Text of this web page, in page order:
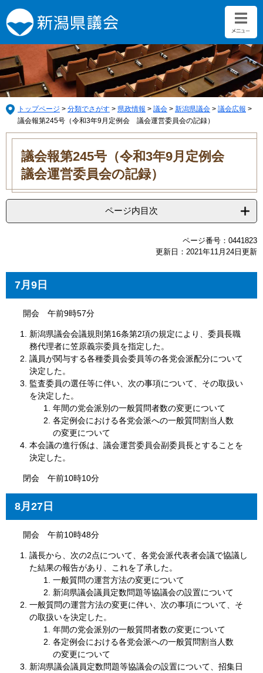
ー
ジ
の
先
頭
で
す。
ニ
ュ
ー
を
飛
ば
し
て
トップページ > 分類でさがす > 県政情報 > 議会 > 新潟県議会 > 議会広報 >
議会報第245号（令和3年9月定例会 議会運営委員会の記録）
本
議会報第245号（令和3年9月定例会
議会運営委員会の記録）
ページ内目次
ページ番号：0441823
更新日：2021年11月24日更新
7月9日
開会 午前9時57分
新潟県議会会議規則第16条第2項の規定により、委員長職
務代理者に笠原義宗委員を指定した。
議員が関与する各種委員会委員等の各党会派配分について
決定した。
監査委員の選任等に伴い、次の事項について、その取扱い
を決定した。
年間の党会派別の一般質問者数の変更について
各定例会における各党会派への一般質問割当人数
の変更について
本会議の進行係は、議会運営委員会副委員長とすることを
決定した。
閉会 午前10時10分
8月27日
開会 午前10時48分
議長から、次の2点について、各党会派代表者会議で協議し
た結果の報告があり、これを了承した。
一般質問の運営方法の変更について
新潟県議会議員定数問題等協議会の設置について
一般質問の運営方法の変更に伴い、次の事項について、そ
の取扱いを決定した。
年間の党会派別の一般質問者数の変更について
各定例会における各党会派への一般質問割当人数
の変更について
新潟県議会議員定数問題等協議会の設置について、招集日